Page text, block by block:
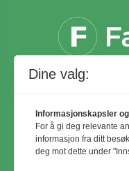
Dine valg:
Informasjonskapsler
For å gi deg relevante
informasjon fra ditt
deg mot dette under